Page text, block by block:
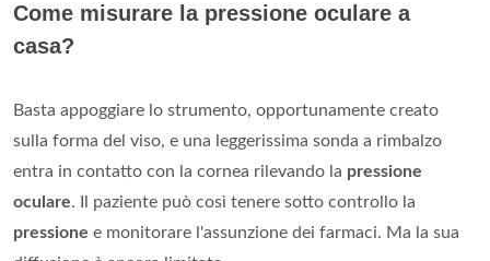
Come misurare la pressione oculare a
casa?
Basta appoggiare lo strumento, opportunamente creato
sulla forma del viso, e una leggerissima sonda a rimbalzo
entra in contatto con la cornea rilevando la pressione
oculare. Il paziente può così tenere sotto controllo la
pressione e monitorare l'assunzione dei farmaci. Ma la sua